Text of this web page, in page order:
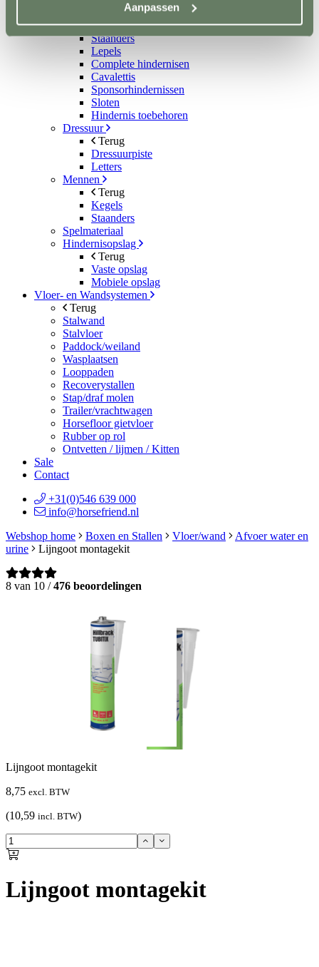
Aanpassen
Terug
Balken
Staanders
Lepels
Complete hindernisen
Cavalettis
Sponsorhindernissen
Sloten
Hindernis toebehoren
Dressuur
Terug
Dressuurpiste
Letters
Mennen
Terug
Kegels
Staanders
Spelmateriaal
Hindernisopslag
Terug
Vaste opslag
Mobiele opslag
Vloer- en Wandsystemen
Terug
Stalwand
Stalvloer
Paddock/weiland
Wasplaatsen
Looppaden
Recoverystallen
Stap/draf molen
Trailer/vrachtwagen
Horsefloor gietvloer
Rubber op rol
Ontvetten / lijmen / Kitten
Sale
Contact
+31(0)546 639 000
info@horsefriend.nl
Webshop home
Boxen en Stallen Vloer/wand
Afvoer water en
urine
Lijngoot montagekit
8 van 10 /476 beoordelingen
Lijngoot montagekit
8,75 excl. BTW
(10,59 incl. BTW)
Lijngoot montagekit